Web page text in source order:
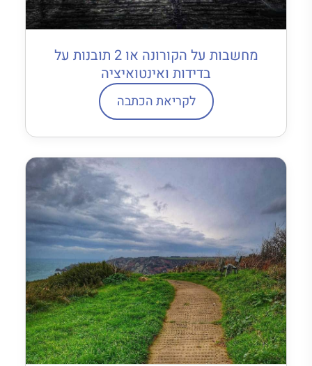
מחשבות על הקורונה או 2 תובנות על
בדידות ואינטואיציה
לקריאת הכתבה